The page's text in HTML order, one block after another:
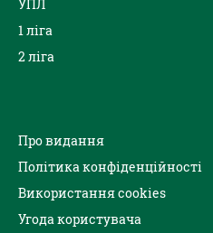
УПЛ
1 ліга
2 ліга
Про видання
Політика конфіденційності
Використання cookies
Угода користувача